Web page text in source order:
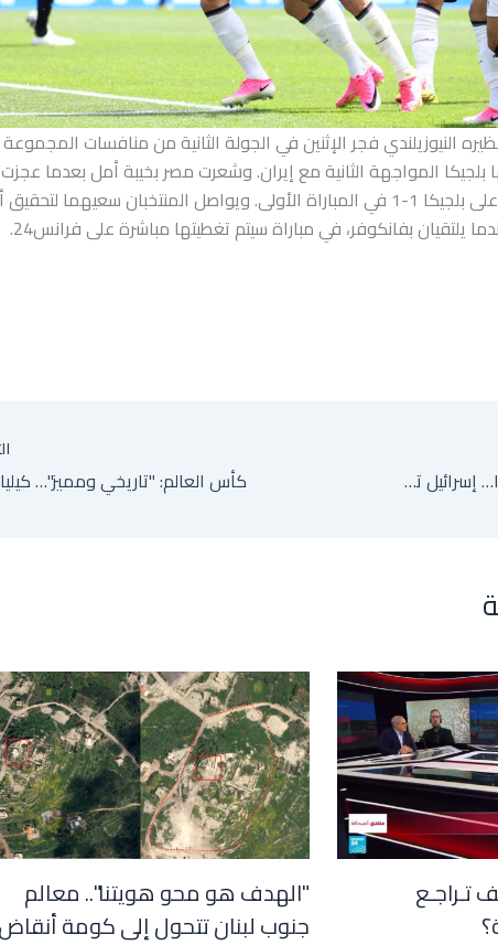
النيوزيلندي فجر الإثنين في الجولة الثانية من منافسات المجموعة
المواجهة الثانية مع إيران. وشعرت مصر بخيبة أمل بعدما عجزت
عن الحفاظ على تقدمها على بلجيكا 1-1 في المباراة الأولى. ويواصل المنتخبان سعيهما
يلتقيان بفانكوفر، في مباراة سيتم تغطيتها مباشرة على فرانس24.
تزامنا مع مفاوضات سويسرا… إسرائيل تؤكد بقاء قواتها في "المنطقة الأمنية" بجنوب لبنان
تـراجـع
"الهدف هو محو هويتنا".. معالم
جنوب لبنان تتحول إلى كومة أنقاض